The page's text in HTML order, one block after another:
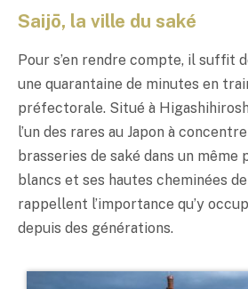
Saijō, la ville du saké
Pour s’en rendre compte, il suffit
une quarantaine de minutes en
préfectorale. Situé à
l’un des rares au Japon à
brasseries de saké dans un même
blancs et ses hautes cheminées
rappellent l’importance qu’y
depuis des générations.